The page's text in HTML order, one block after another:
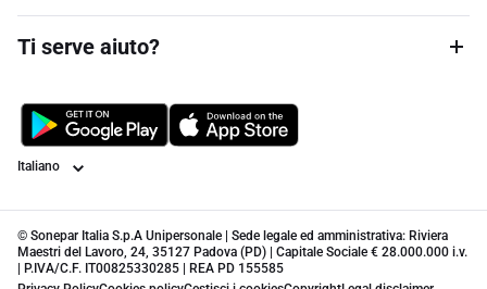
Ti serve aiuto?
Lingua
© Sonepar Italia S.p.A Unipersonale | Sede legale ed amministrativa: Riviera
Maestri del Lavoro, 24, 35127 Padova (PD) | Capitale Sociale € 28.000.000 i.v.
| P.IVA/C.F. IT00825330285 | REA PD 155585